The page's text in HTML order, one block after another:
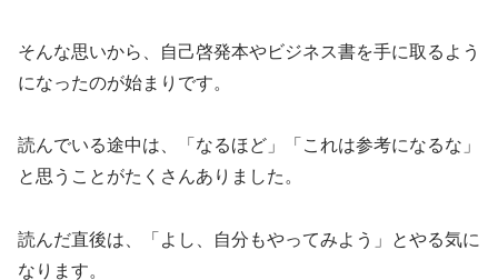
そんな思いから、自己啓発本やビジネス書を手に取るよう
になったのが始まりです。
読んでいる途中は、「なるほど」「これは参考になるな」
と思うことがたくさんありました。
読んだ直後は、「よし、自分もやってみよう」とやる気に
なります。